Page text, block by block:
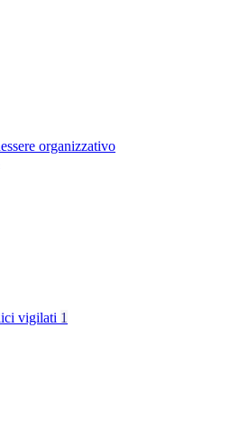
organizzativo
vigilati 1